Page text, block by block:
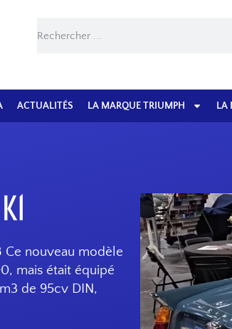
ACTUALITÉS LA MARQUE TRIUMPH LA
Ce nouveau modèle
mais était équipé
de 95cv DIN,